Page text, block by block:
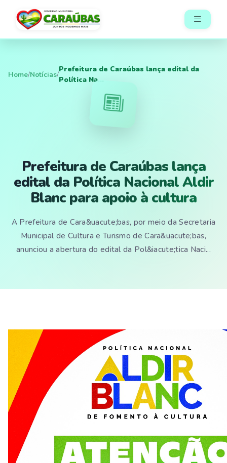
Home/Notícias/
Prefeitura de Caraúbas lança edital da
Política Na...
Prefeitura de Caraúbas lança
edital da Política Nacional Aldir
Blanc para apoio à cultura
A Prefeitura de Cara&uacute;bas, por meio da Secretaria
Municipal de Cultura e Turismo de Cara&uacute;bas,
anunciou a abertura do edital da Pol&iacute;tica Naci...